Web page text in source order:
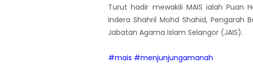
Turut hadir mewakili MAIS ialah Puan
Indera Shahril Mohd Shahid, Pengarah
Jabatan Agama Islam Selangor (JAIS).
#mais #menjunjungamanah